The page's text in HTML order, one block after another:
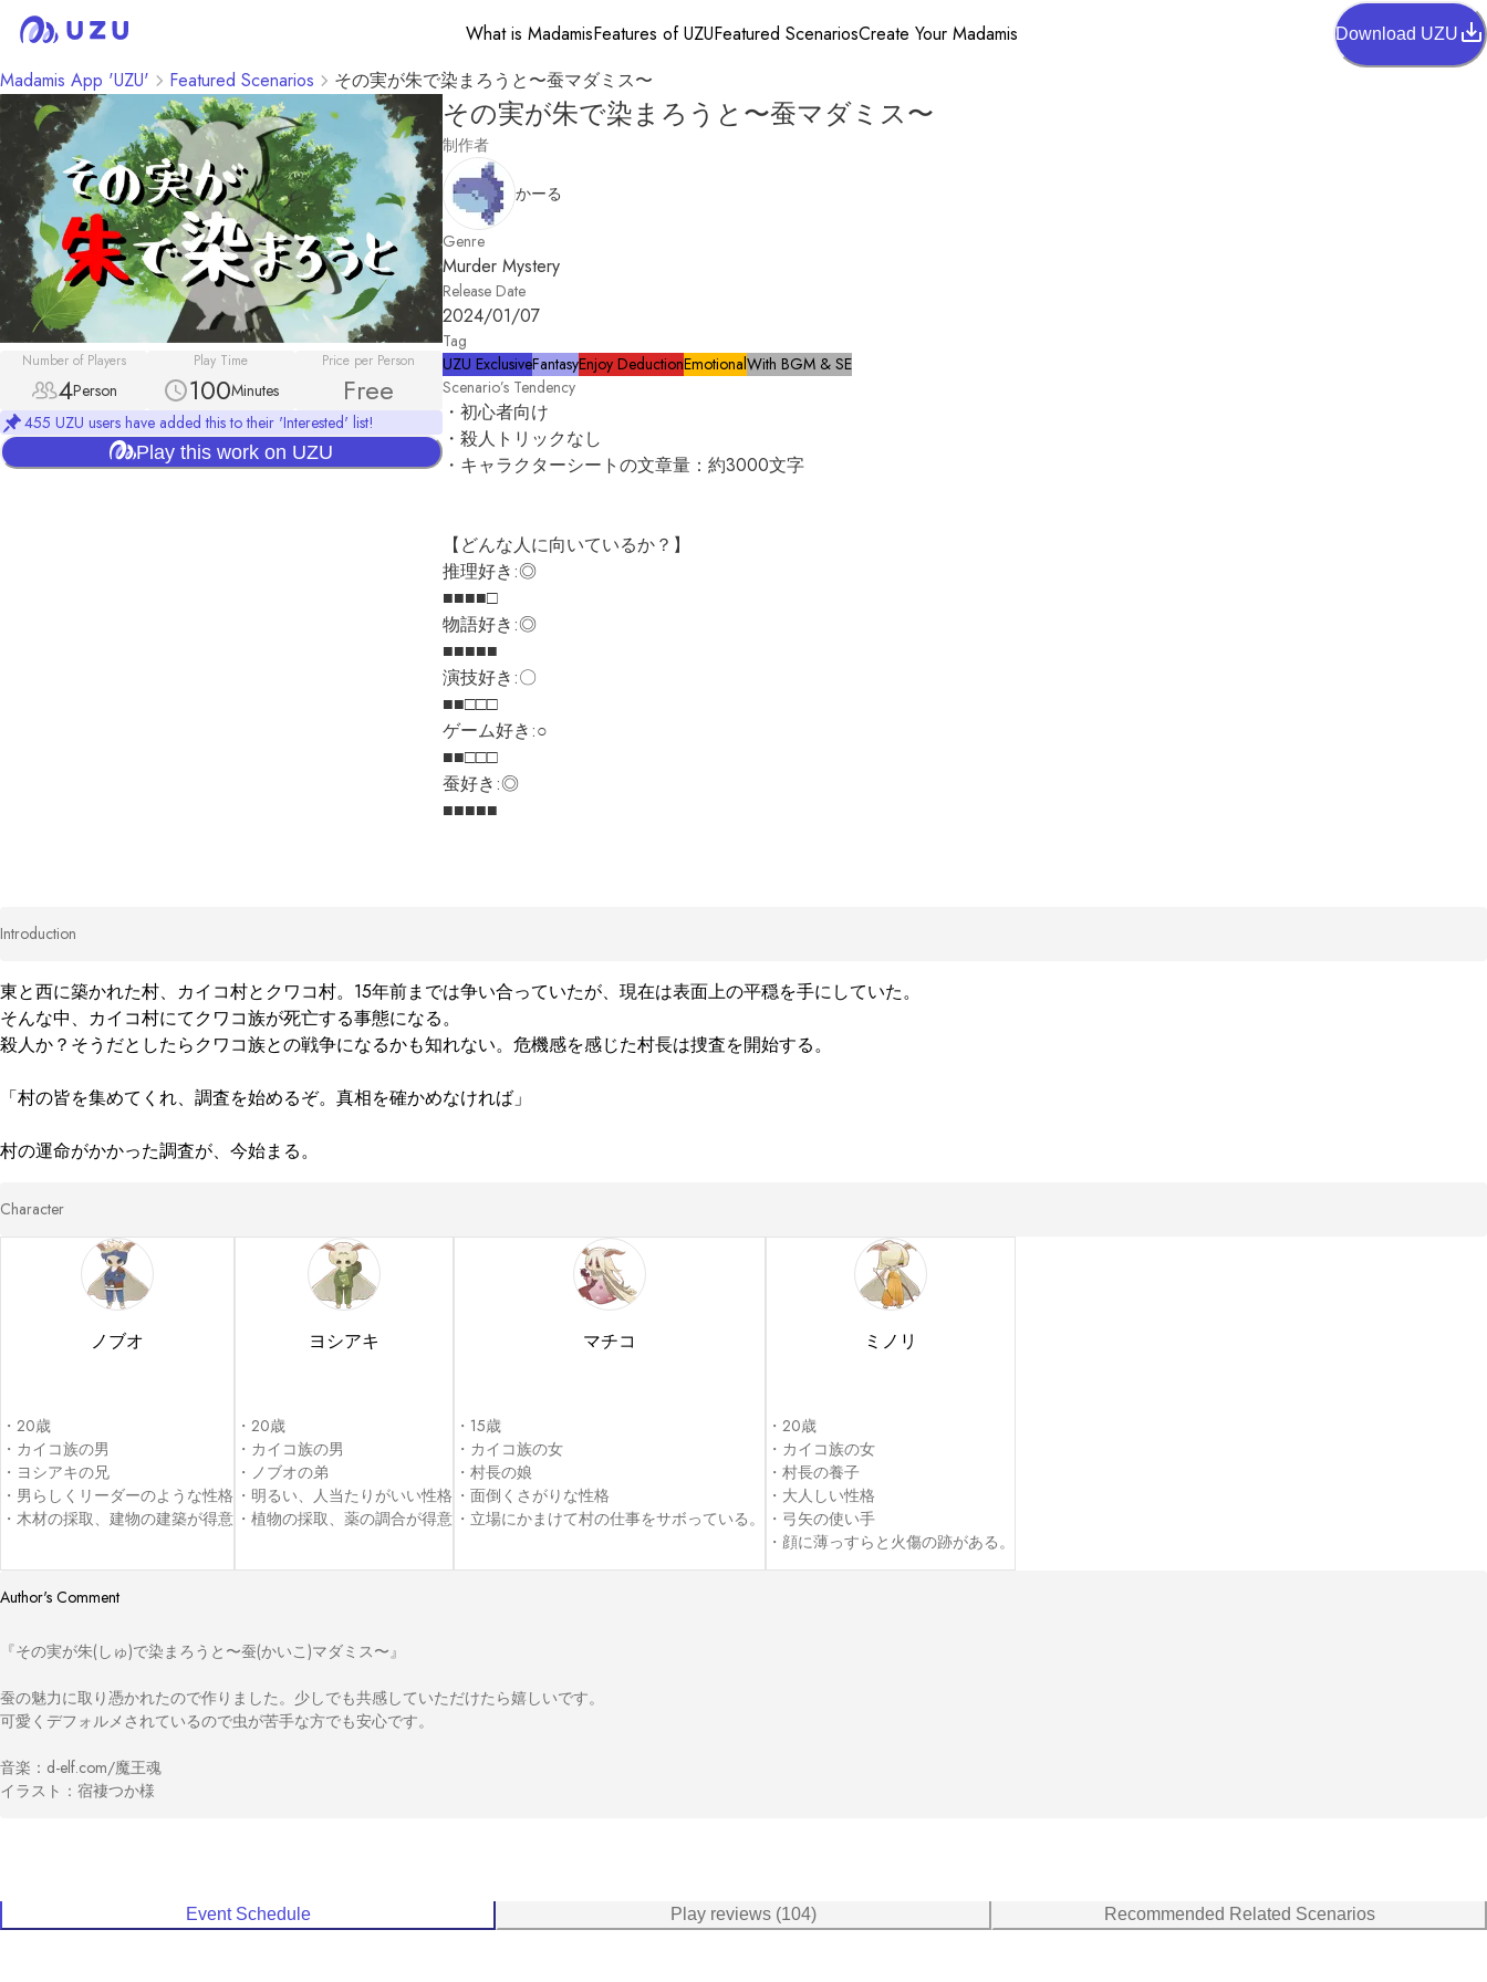
What is MadamisFeatures of UZUFeatured ScenariosCreate Your Madamis Download UZU
Madamis App 'UZU' Featured Scenarios その実が朱で染まろうと〜蚕マダミス〜
Number of Players
4Person
Play Time
100Minutes
Price per Person
Free
455 UZU users have added this to their 'Interested' list!
Play this work on UZU
その実が朱で染まろうと〜蚕マダミス〜
制作者
かーる
Genre
Murder Mystery
Release Date
2024/01/07
Tag
UZU ExclusiveFantasyEnjoy DeductionEmotionalWith BGM & SE
Scenario’s Tendency
・初心者向け
・殺人トリックなし
・キャラクターシートの文章量：約3000文字
【どんな人に向いているか？】
推理好き:◎
■■■■□
物語好き:◎
■■■■■
演技好き:〇
■■□□□
ゲーム好き:○
■■□□□
蚕好き:◎
■■■■■
Introduction
東と西に築かれた村、カイコ村とクワコ村。15年前までは争い合っていたが、現在は表面上の平穏を手にしていた。
そんな中、カイコ村にてクワコ族が死亡する事態になる。
殺人か？そうだとしたらクワコ族との戦争になるかも知れない。危機感を感じた村長は捜査を開始する。
「村の皆を集めてくれ、調査を始めるぞ。真相を確かめなければ」
村の運命がかかった調査が、今始まる。
Character
ノブオ
・20歳
・カイコ族の男
・ヨシアキの兄
・男らしくリーダーのような性格
・木材の採取、建物の建築が得意
ヨシアキ
・20歳
・カイコ族の男
・ノブオの弟
・明るい、人当たりがいい性格
・植物の採取、薬の調合が得意
マチコ
・15歳
・カイコ族の女
・村長の娘
・面倒くさがりな性格
・立場にかまけて村の仕事をサボっている。
ミノリ
・20歳
・カイコ族の女
・村長の養子
・大人しい性格
・弓矢の使い手
・顔に薄っすらと火傷の跡がある。
Author's Comment
『その実が朱(しゅ)で染まろうと〜蚕(かいこ)マダミス〜』
蚕の魅力に取り憑かれたので作りました。少しでも共感していただけたら嬉しいです。
可愛くデフォルメされているので虫が苦手な方でも安心です。
音楽：d-elf.com/魔王魂
イラスト：宿褄つか様
Event Schedule Play reviews (104) Recommended Related Scenarios